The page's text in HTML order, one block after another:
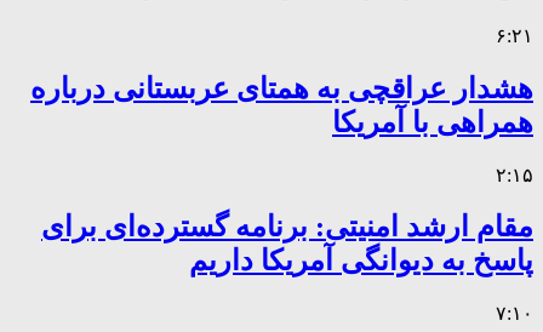
۶:۲۱
هشدار عراقچی به همتای عربستانی درباره
همراهی با آمریکا
۲:۱۵
مقام ارشد امنیتی: برنامه گسترده‌ای برای
پاسخ به دیوانگی آمریکا داریم
۷:۱۰